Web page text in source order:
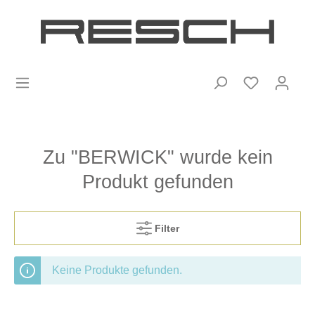
Zu "BERWICK" wurde kein
Produkt gefunden
Filter
Keine Produkte gefunden.